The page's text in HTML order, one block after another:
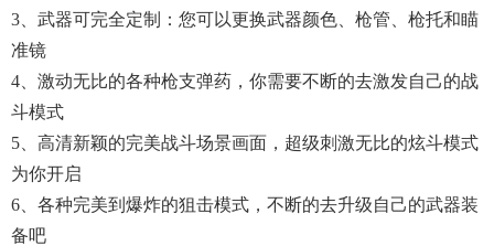
3、武器可完全定制：您可以更换武器颜色、枪管、枪托和瞄
准镜
4、激动无比的各种枪支弹药，你需要不断的去激发自己的战
斗模式
5、高清新颖的完美战斗场景画面，超级刺激无比的炫斗模式
为你开启
6、各种完美到爆炸的狙击模式，不断的去升级自己的武器装
备吧